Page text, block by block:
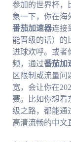
参加的世界杯，
象一下，你在海
番茄加速器连接
能晋级的话）的
进球欢呼。或者
频，通过番茄加
区限制或流量问
宽，会让你在
赛。比如你想看
级之路，都能通
高清流畅的中文